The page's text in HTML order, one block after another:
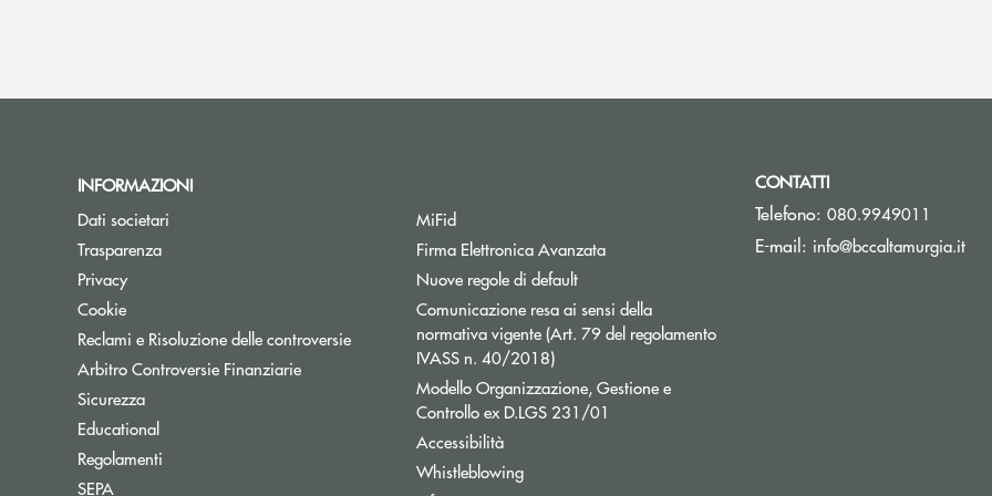
INFORMAZIONI
Dati societari
Trasparenza
Privacy
Cookie
Reclami e Risoluzione delle controversie
Arbitro Controversie FinanziarieApre una nuova finestra
Sicurezza
Educational
Regolamenti
SEPA
MiFid
Firma Elettronica AvanzataApre una nuova finestra
Nuove regole di default
Comunicazione resa ai sensi della
normativa vigente (Art. 79 del regolamento
IVASS n. 40/2018)
Modello Organizzazione, Gestione e
Controllo ex D.LGS 231/01
Accessibilità
Whistleblowing
CONTATTI
Telefono: 080.9949011
E-mail: info@bccaltamurgia.it(si